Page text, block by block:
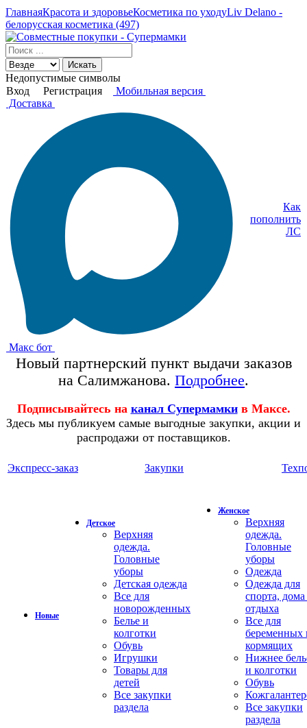
ГлавнаяКрасота и здоровьеКосметика по уходуLiv Delano -
белорусская косметика (497)
Искать
Недопустимые символы
Вход
Регистрация
Мобильная версия
Доставка
Макс бот
Как
пополнить
ЛС
Новый партнерский пункт выдачи заказов
на Салимжанова. Подробнее.
Подписывайтесь на канал Супермамки в Максе.
Здесь мы публикуем самые выгодные закупки, акции и
распродажи от поставщиков.
Экспресс-заказ Закупки
Новые
Детское
Верхняя
одежда.
Головные
уборы
Детская одежда
Все для
новорожденных
Белье и
колготки
Обувь
Игрушки
Товары для
детей
Все закупки
раздела
Женское
Верхняя
одежда.
Головные
уборы
Одежда
Одежда для
спорта,
отдыха
Все для
беременных
кормящих
Нижнее
и колготки
Обувь
Все закупки
раздела